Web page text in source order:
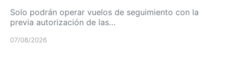
Solo podrán operar vuelos de seguimiento con la
previa autorización de las…
07/08/2026